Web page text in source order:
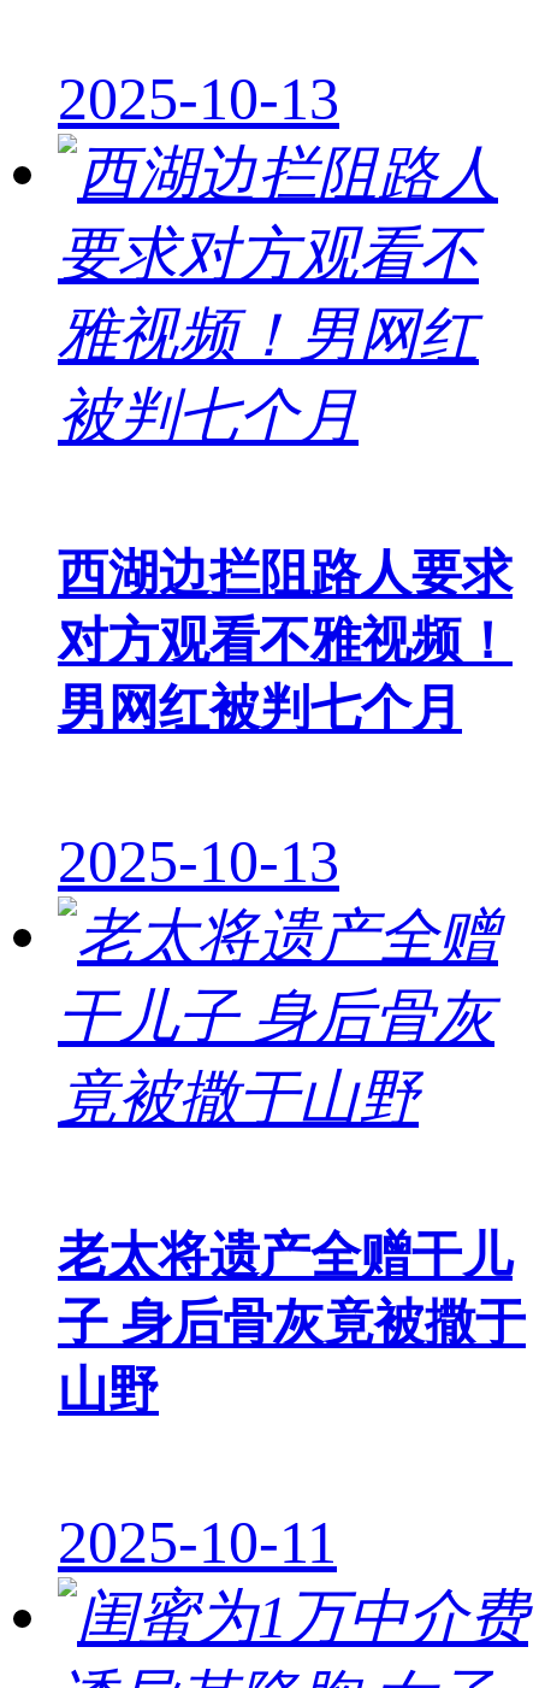
2025-10-13
西湖边拦阻路人要求
对方观看不雅视频！
男网红被判七个月
2025-10-13
老太将遗产全赠干儿
子 身后骨灰竟被撒于
山野
2025-10-11